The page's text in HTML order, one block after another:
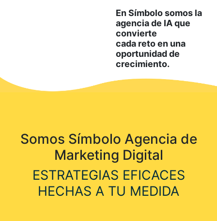
En Símbolo somos la
agencia de IA que
convierte
cada reto en una
oportunidad de
crecimiento.
Somos Símbolo Agencia de
Marketing Digital
ESTRATEGIAS EFICACES
HECHAS A TU MEDIDA